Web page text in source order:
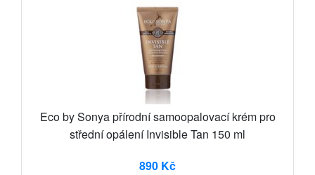
Eco by Sonya přírodní samoopalovací krém pro
střední opálení Invisible Tan 150 ml
890 Kč